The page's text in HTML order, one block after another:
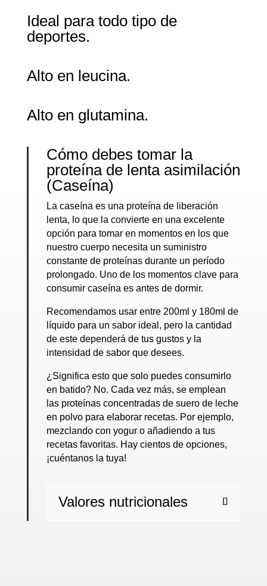
Ideal para todo tipo de
deportes.
Alto en leucina.
Alto en glutamina.
Cómo debes tomar la
proteína de lenta asimilación
(Caseína)
La caseína es una proteína de liberación
lenta, lo que la convierte en una excelente
opción para tomar en momentos en los que
nuestro cuerpo necesita un suministro
constante de proteínas durante un período
prolongado. Uno de los momentos clave para
consumir caseína es antes de dormir.
Recomendamos usar entre 200ml y 180ml de
líquido para un sabor ideal, pero la cantidad
de este dependerá de tus gustos y la
intensidad de sabor que desees.
¿Significa esto que solo puedes consumirlo
en batido? No. Cada vez más, se emplean
las proteínas concentradas de suero de leche
en polvo para elaborar recetas. Por ejemplo,
mezclando con yogur o añadiendo a tus
recetas favoritas. Hay cientos de opciones,
¡cuéntanos la tuya!
Valores nutricionales